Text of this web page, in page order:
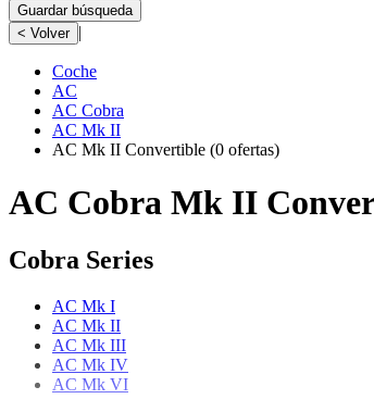
Guardar búsqueda
< Volver |
Coche
AC
AC Cobra
AC Mk II
AC Mk II Convertible (0 ofertas)
AC Cobra Mk II
Cobra Series
AC Mk I
AC Mk II
AC Mk III
AC Mk IV
AC Mk VI